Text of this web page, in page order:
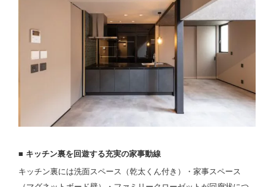
■ キッチン裏を回遊する充実の家事動線
キッチン裏には洗面スペース（乾太くん付き）・家事スペース